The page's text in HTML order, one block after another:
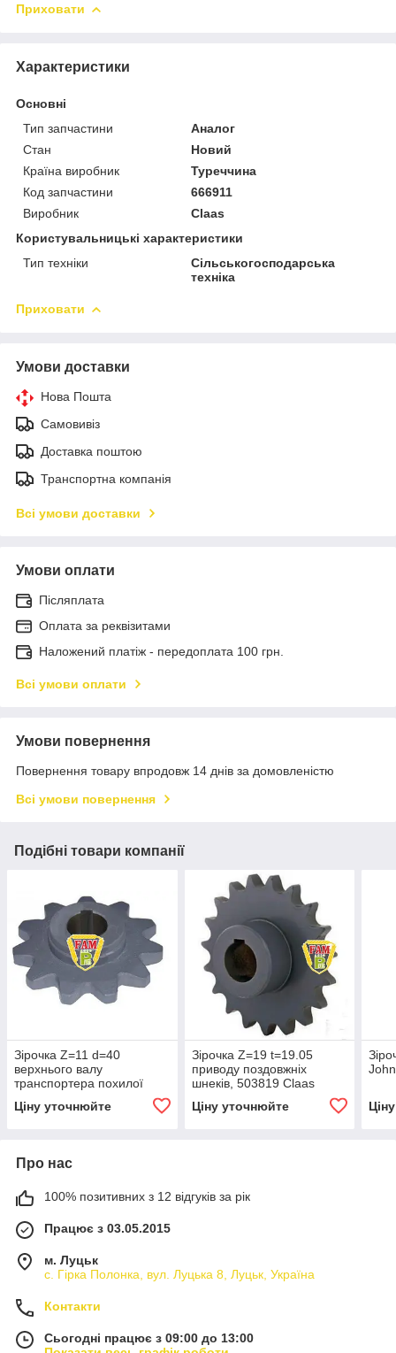
Приховати
Характеристики
Основні
Тип запчастини
Аналог
Стан
Новий
Країна виробник
Туреччина
Код запчастини
666911
Виробник
Claas
Користувальницькі характеристики
Тип техніки
Сільськогосподарська
техніка
Приховати
Умови доставки
Нова Пошта
Самовивіз
Доставка поштою
Транспортна компанія
Всі умови доставки
Умови оплати
Післяплата
Оплата за реквізитами
Наложений платіж - передоплата 100 грн.
Всі умови оплати
Умови повернення
Повернення товару впродовж 14 днів за домовленістю
Всі умови повернення
Подібні товари компанії
Зірочка Z=11 d=40
верхнього валу
транспортера похилої
Ціну уточнюйте
Зірочка Z=19 t=19.05
приводу поздовжніх
шнеків, 503819 Claas
Ціну уточнюйте
Про нас
100% позитивних з 12 відгуків за рік
Працює з 03.05.2015
м. Луцьк
с. Гірка Полонка, вул. Луцька 8, Луцьк, Україна
Контакти
Сьогодні працює з 09:00 до 13:00